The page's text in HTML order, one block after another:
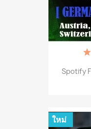
Spotify
ใหม่